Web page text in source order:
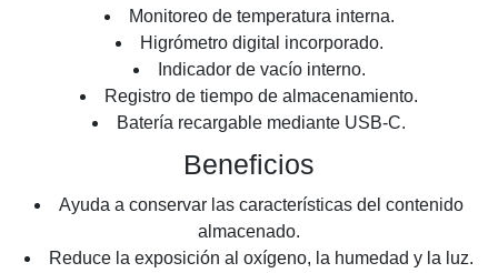
Monitoreo de temperatura interna.
Higrómetro digital incorporado.
Indicador de vacío interno.
Registro de tiempo de almacenamiento.
Batería recargable mediante USB-C.
Beneficios
Ayuda a conservar las características del contenido
almacenado.
Reduce la exposición al oxígeno, la humedad y la luz.